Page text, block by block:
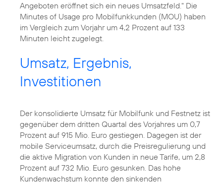
Angeboten eröffnet sich ein neues Umsatzfeld." Die
Minutes of Usage pro Mobilfunkkunden (MOU) haben
im Vergleich zum Vorjahr um 4,2 Prozent auf 133
Minuten leicht zugelegt.
Umsatz, Ergebnis,
Investitionen
Der konsolidierte Umsatz für Mobilfunk und Festnetz ist
gegenüber dem dritten Quartal des Vorjahres um 0,7
Prozent auf 915 Mio. Euro gestiegen. Dagegen ist der
mobile Serviceumsatz, durch die Preisregulierung und
die aktive Migration von Kunden in neue Tarife, um 2,8
Prozent auf 732 Mio. Euro gesunken. Das hohe
Kundenwachstum konnte den sinkenden